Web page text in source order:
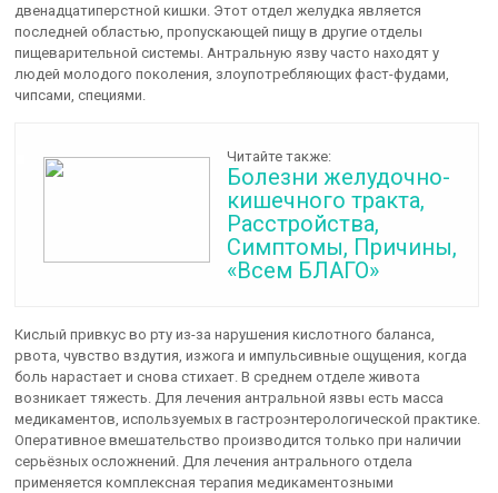
двенадцатиперстной кишки. Этот отдел желудка является
последней областью, пропускающей пищу в другие отделы
пищеварительной системы. Антральную язву часто находят у
людей молодого поколения, злоупотребляющих фаст-фудами,
чипсами, специями.
Читайте также:
Болезни желудочно-
кишечного тракта,
Расстройства,
Симптомы, Причины,
«Всем БЛАГО»
Кислый привкус во рту из-за нарушения кислотного баланса,
рвота, чувство вздутия, изжога и импульсивные ощущения, когда
боль нарастает и снова стихает. В среднем отделе живота
возникает тяжесть. Для лечения антральной язвы есть масса
медикаментов, используемых в гастроэнтерологической практике.
Оперативное вмешательство производится только при наличии
серьёзных осложнений. Для лечения антрального отдела
применяется комплексная терапия медикаментозными